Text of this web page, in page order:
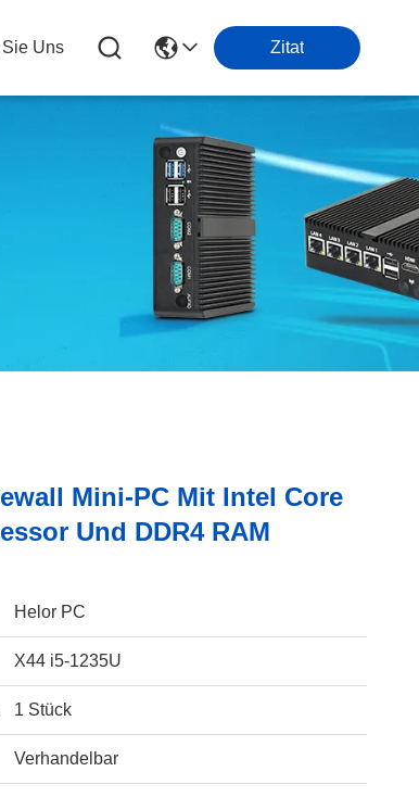
Uns Zitat
Mini-PC Mit Intel Core
Und DDR4 RAM
Helor PC
X44 i5-1235U
1 Stück
Verhandelbar